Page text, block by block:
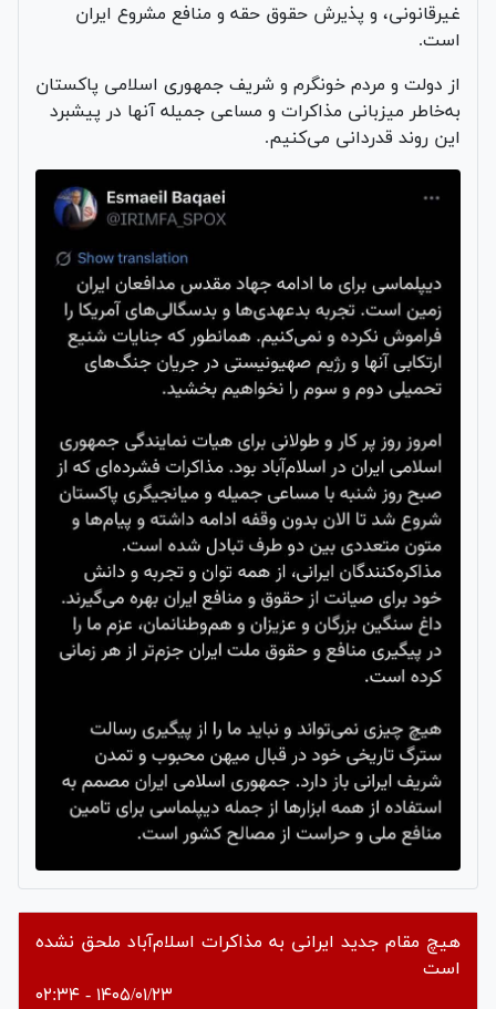
غیرقانونی، و پذیرش حقوق حقه و منافع مشروع ایران
است.
از دولت و مردم خونگرم و شریف جمهوری اسلامی پاکستان
به‌خاطر میزبانی مذاکرات و مساعی جمیله آنها در پیشبرد
این روند قدردانی می‌کنیم.
هیچ مقام جدید ایرانی به مذاکرات اسلام‌آباد ملحق نشده
است
۱۴۰۵/۰۱/۲۳ - ۰۲:۳۴